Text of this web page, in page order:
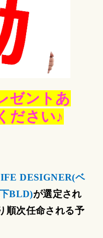
ゼントあ
ださい♪
DESIGNER(ベ
BLD)が選定され
順次任命される予